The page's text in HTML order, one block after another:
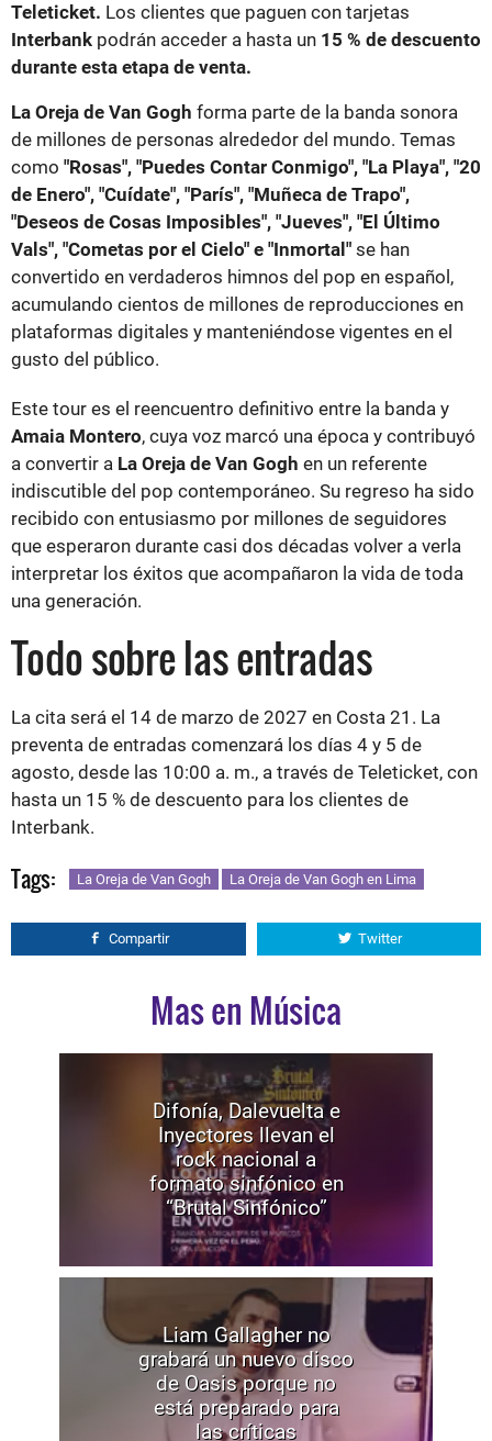
Teleticket. Los clientes que paguen con tarjetas
Interbank podrán acceder a hasta un 15 % de descuento
durante esta etapa de venta.
La Oreja de Van Gogh forma parte de la banda sonora
de millones de personas alrededor del mundo. Temas
como "Rosas", "Puedes Contar Conmigo", "La Playa", "20
de Enero", "Cuídate", "París", "Muñeca de Trapo",
"Deseos de Cosas Imposibles", "Jueves", "El Último
Vals", "Cometas por el Cielo" e "Inmortal" se han
convertido en verdaderos himnos del pop en español,
acumulando cientos de millones de reproducciones en
plataformas digitales y manteniéndose vigentes en el
gusto del público.
Este tour es el reencuentro definitivo entre la banda y
Amaia Montero, cuya voz marcó una época y contribuyó
a convertir a La Oreja de Van Gogh en un referente
indiscutible del pop contemporáneo. Su regreso ha sido
recibido con entusiasmo por millones de seguidores
que esperaron durante casi dos décadas volver a verla
interpretar los éxitos que acompañaron la vida de toda
una generación.
Todo sobre las entradas
La cita será el 14 de marzo de 2027 en Costa 21. La
preventa de entradas comenzará los días 4 y 5 de
agosto, desde las 10:00 a. m., a través de Teleticket, con
hasta un 15 % de descuento para los clientes de
Interbank.
Tags: La Oreja de Van Gogh La Oreja de Van Gogh en Lima
Compartir Twitter
Mas en Música
Difonía, Dalevuelta e
Inyectores llevan el
rock nacional a
formato sinfónico en
“Brutal Sinfónico”
Liam Gallagher no
grabará un nuevo disco
de Oasis porque no
está preparado para
las críticas